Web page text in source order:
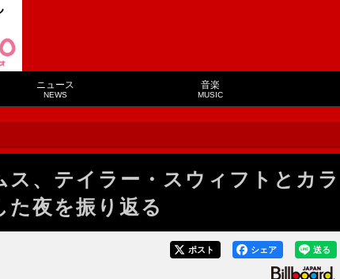
ニュース
NEWS
音楽
MUSIC
ス、テイラー・スウィフトとカラ
た夜を振り返る
送る
シェア
ポスト